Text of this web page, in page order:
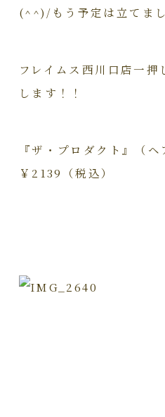
(^^)/もう予定は立てま
フレイムス西川口店一
します！！
『ザ・プロダクト』
￥2139（税込）